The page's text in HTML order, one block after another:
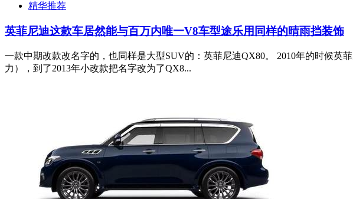
精华推荐
英菲尼迪这款车居然能与百万内唯一V8车型途乐用同样的晴雨挡装饰
一款中期改款改名字的，也同样是大型SUV的：英菲尼迪QX80。 2010年的时候
力），到了2013年小改款把名字改为了QX8...